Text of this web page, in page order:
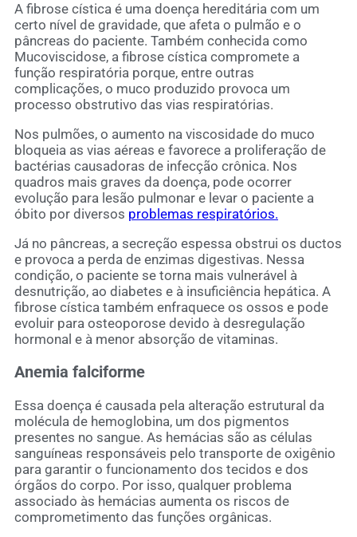
A fibrose cística é uma doença hereditária com um
certo nível de gravidade, que afeta o pulmão e o
pâncreas do paciente. Também conhecida como
Mucoviscidose, a fibrose cística compromete a
função respiratória porque, entre outras
complicações, o muco produzido provoca um
processo obstrutivo das vias respiratórias.
Nos pulmões, o aumento na viscosidade do muco
bloqueia as vias aéreas e favorece a proliferação de
bactérias causadoras de infecção crônica. Nos
quadros mais graves da doença, pode ocorrer
evolução para lesão pulmonar e levar o paciente a
óbito por diversos problemas respiratórios.
Já no pâncreas, a secreção espessa obstrui os ductos
e provoca a perda de enzimas digestivas. Nessa
condição, o paciente se torna mais vulnerável à
desnutrição, ao diabetes e à insuficiência hepática. A
fibrose cística também enfraquece os ossos e pode
evoluir para osteoporose devido à desregulação
hormonal e à menor absorção de vitaminas.
Anemia falciforme
Essa doença é causada pela alteração estrutural da
molécula de hemoglobina, um dos pigmentos
presentes no sangue. As hemácias são as células
sanguíneas responsáveis pelo transporte de oxigênio
para garantir o funcionamento dos tecidos e dos
órgãos do corpo. Por isso, qualquer problema
associado às hemácias aumenta os riscos de
comprometimento das funções orgânicas.